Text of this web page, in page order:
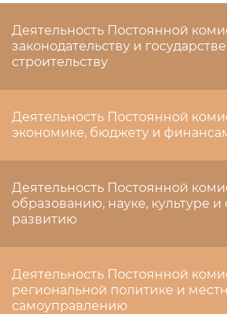
Деятельность Постоянной
законодательству и
строительству
Деятельность Постоянной
экономике, бюджету и
Деятельность Постоянной
образованию, науке, культуре
развитию
Деятельность Постоянной
региональной политике и
самоуправлению